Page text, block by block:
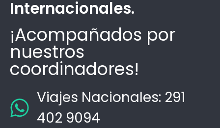
Internacionales.
¡Acompañados por
nuestros
coordinadores!
Viajes Nacionales: 291
402 9094